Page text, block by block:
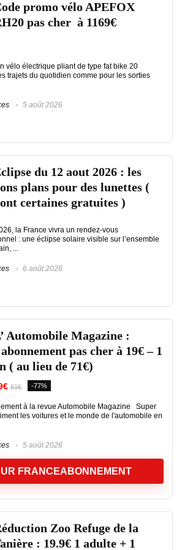
promo vélo APEFOX
pas cher à 1169€
vélo électrique pliant de type fat bike 20
trajets du quotidien comme pour les sorties
5 août 2026
du 12 aout 2026 : les
plans pour des lunettes (
certaines gratuites )
la France vivra un rendez-vous
: une éclipse solaire visible sur l’ensemble
...
6 août 2026
Automobile Magazine :
pas cher à 19€ – 1
( au lieu de 71€)
81€ -77%
à la revue Automobile Magazine Super
les voitures et le monde de l'automobile en
5 août 2026
FRANCEABONNEMENT
Zoo Refuge de la
: 19.9€ 1 adulte + 1